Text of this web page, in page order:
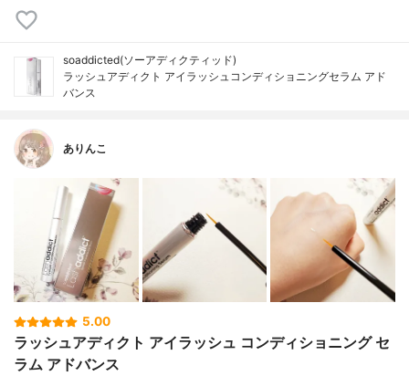
soaddicted(ソーアディクティッド)
ラッシュアディクト アイラッシュコンディショニングセラム アド
バンス
ありんこ
5.00
ラッシュアディクト アイラッシュ コンディショニング セ
ラム アドバンス